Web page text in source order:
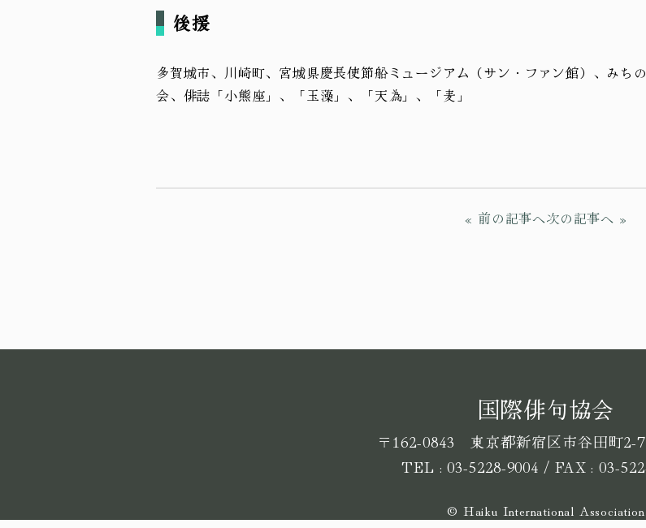
後援
多賀城市、川崎町、宮城県慶長使節船ミュージアム（サン・ファン館）、みち
会、俳誌「小熊座」、「玉藻」、「天為」、「麦」
« 前の記事へ次の記事へ »
国際俳句協会
〒162-0843 東京都新宿区市谷田町2-
TEL : 03-5228-9004 / FAX : 03-
© Haiku International Association